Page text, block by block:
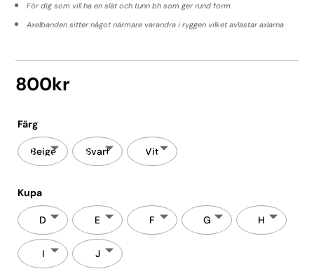
För dig som vill ha en slät och tunn bh som ger rund form
Axelbanden sitter något närmare varandra i ryggen vilket avlastar axlarna
800kr
Färg
Beige Svart Vit
Kupa
D E F G H
I J